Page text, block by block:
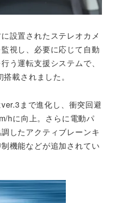
設置されたステレオカメ
視し、必要に応じて自動
う運転支援システムで、
載されました。
まで進化し、衝突回避
hに向上。さらに電動パ
したアクティブレーンキ
機能などが追加されてい